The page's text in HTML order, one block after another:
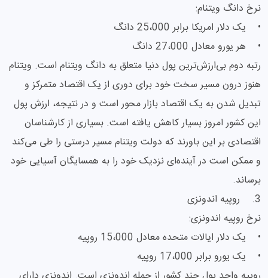
نرخ دانگ ویتنام:
• یک دلار امریکا برابر 25،000 دانگ
• هر یورو معادل 27،000 دانگ
رتبه دوم بی‌ارزش‌ترین پول دنیا متعلق به دانگ ویتنام است. ویتنام
هنوز درون مسیر سخت خود برای دوری از یک اقتصاد متمرکز و
تبدیل شدن به یک اقتصاد بازار محور است و در نتیجه، ارزش پول
این کشور امروز بسیار کاهش یافته است. بسیاری از کارشناسان
اقتصادی بر این باورند که دولت ویتنام مسیر درستی را طی می‌کند
و ممکن است در آینده‌ای نزدیک خود را به همسایگان آسیایی خود
برساند.
3. روپیه اندونزی
نرخ روپیه اندونزی:
• یک دلار ایالات متحده معادل 15،000 روپیه
• یک یورو برابر 17،000 روپیه